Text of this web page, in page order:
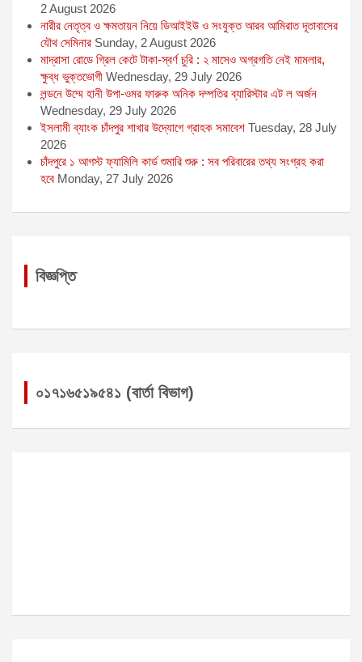
2 August 2026
নারীর নেতৃত্ব ও ক্ষমতায়ন নিয়ে ডিআইইউ ও সংযুক্ত আরব আমিরাত দূতাবাসের
যৌথ সেমিনার Sunday, 2 August 2026
মাদ্রাসা রোডে গ্রিল কেটে টাকা-স্বর্ণ চুরি : ২ মাসেও অগ্রগতি নেই মামলার,
ক্ষুব্ধ ভুক্তভোগী Wednesday, 29 July 2026
লন্ডনে উম্মে হানী উপা-ওমর ফারুক অনিক দম্পতির ব্যারিস্টার এট ল অর্জন
Wednesday, 29 July 2026
ইসলামী ব্যাংক চাঁদপুর শাখার উদ্যোগে গ্রাহক সমাবেশ Tuesday, 28 July
2026
চাঁদপুরে ১ আগস্ট ফ্যামিলি কার্ড শুমারি শুরু : সব পরিবারের তথ্য সংগ্রহ করা
হবে Monday, 27 July 2026
বিজ্ঞপ্তি
০১৭১৬৫১৯৫৪১ (বার্তা বিভাগ)